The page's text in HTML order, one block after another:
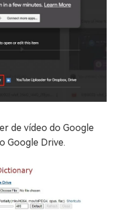
de vídeo do Google
Google Drive.